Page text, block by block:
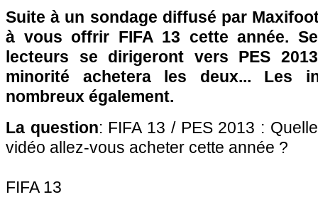
Suite à un sondage diffusé par
à vous offrir FIFA 13 cette année.
lecteurs se dirigeront vers PES
minorité achetera les deux... Les
nombreux également.
La question: FIFA 13 / PES 2013 :
vidéo allez-vous acheter cette année ?
FIFA 13